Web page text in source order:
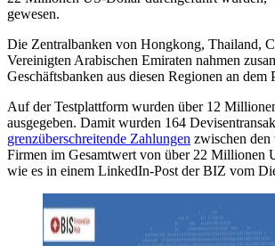
gewesen.
Die Zentralbanken von Hongkong, Thailand,
Vereinigten Arabischen Emiraten nahmen
Geschäftsbanken aus diesen Regionen an dem
Auf der Testplattform wurden über 12
ausgegeben. Damit wurden 164
grenzüberschreitende Zahlungen zwischen den
Firmen im Gesamtwert von über 22 Millionen
wie es in einem LinkedIn-Post der BIZ vom